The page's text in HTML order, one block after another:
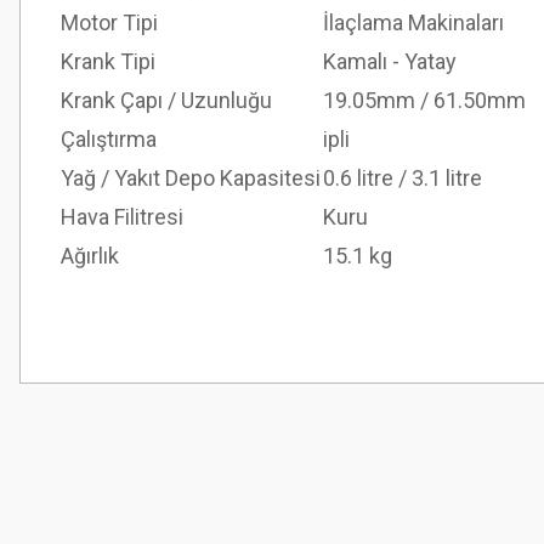
Motor Tipi
İlaçlama Makinaları
Krank Tipi
Kamalı - Yatay
Krank Çapı / Uzunluğu
19.05mm / 61.50mm
Çalıştırma
ipli
Yağ / Yakıt Depo Kapasitesi0.6 litre / 3.1 litre
Hava Filitresi
Kuru
Ağırlık
15.1 kg